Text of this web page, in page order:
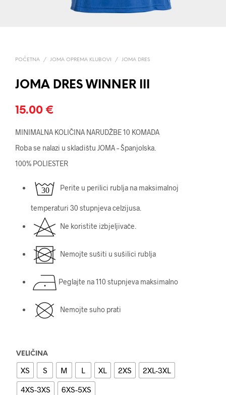
POČETNA / JOMA OPREMA KLUBOVI / JOMA DRES
JOMA DRES WINNER III
15.00 €
MINIMALNA KOLIČINA NARUDŽBE 10 KOMADA
Roba se nalazi u skladištu JOMA – Španjolska.
100% POLIESTER
Perite u perilici rublja na maksimalnoj
temperaturi 30 stupnjeva celzijusa.
Ne koristite izbjeljivače.
Nemojte sušiti u sušilici rublja
Peglajte na 110 stupnjeva maksimalno
Nemojte suho prati
VELIČINA
XS S M L XL 2XS
2XL-3XL
4XS-3XS
6XS-5XS